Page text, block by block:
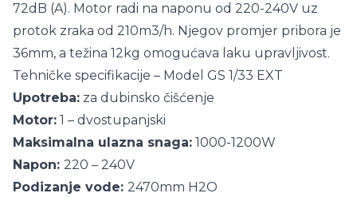
72dB (A). Motor radi na naponu od 220-240V uz
protok zraka od 210m3/h. Njegov promjer pribora je
36mm, a težina 12kg omogućava laku upravljivost.
Tehničke specifikacije – Model GS 1/33 EXT
Upotreba: za dubinsko čišćenje
Motor: 1 – dvostupanjski
Maksimalna ulazna snaga: 1000-1200W
Napon: 220 – 240V
Podizanje vode: 2470mm H2O